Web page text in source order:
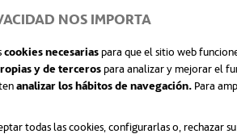
NOS IMPORTA
cookies necesariaspara que el sitio web
y de tercerospara analizar y mejorar el
analizar los hábitos de navegación.Para
todas las cookies, configurarlas o, rechazar